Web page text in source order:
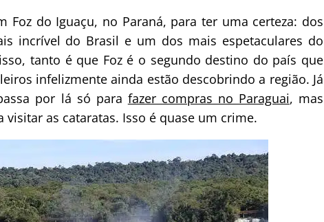
Foz do Iguaçu, no Paraná, para ter uma certeza: dos
incrível do Brasil e um dos mais espetaculares do
tanto é que Foz é o segundo destino do país que
infelizmente ainda estão descobrindo a região. Já
por lá só para fazer compras no Paraguai, mas
as cataratas. Isso é quase um crime.